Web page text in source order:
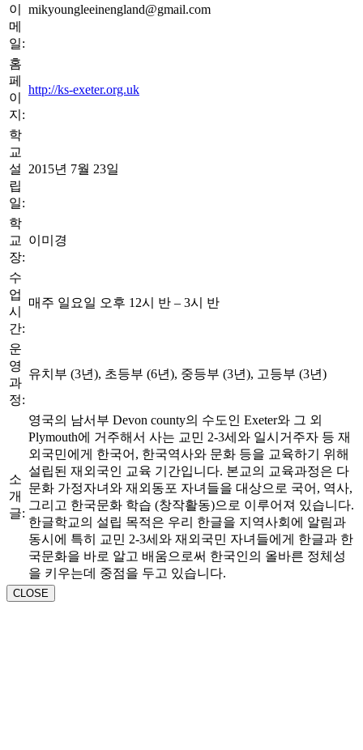
이
메
일:
mikyoungleeinengland@gmail.com
홈
페
이
지:
http://ks-exeter.org.uk
학
교
설
립
일:
2015년 7월 23일
학
교
장:
이미경
수
업
시
간:
매주 일요일 오후 12시 반 – 3시 반
운
영
과
정:
유치부 (3년), 초등부 (6년), 중등부 (3년), 고등부 (3년)
소
개
글:
영국의 남서부 Devon county의 수도인 Exeter와 그 외
Plymouth에 거주해서 사는 교민 2-3세와 일시거주자 등 재
외국민에게 한국어, 한국역사와 문화 등을 교육하기 위해
설립된 재외국인 교육 기간입니다. 본교의 교육과정은 다
문화 가정자녀와 재외동포 자녀들을 대상으로 국어, 역사,
그리고 한국문화 학습 (창작활동)으로 이루어져 있습니다.
한글학교의 설립 목적은 우리 한글을 지역사회에 알림과
동시에 특히 교민 2-3세와 재외국민 자녀들에게 한글과 한
국문화을 바로 알고 배움으로써 한국인의 올바른 정체성
을 키우는데 중점을 두고 있습니다.
CLOSE